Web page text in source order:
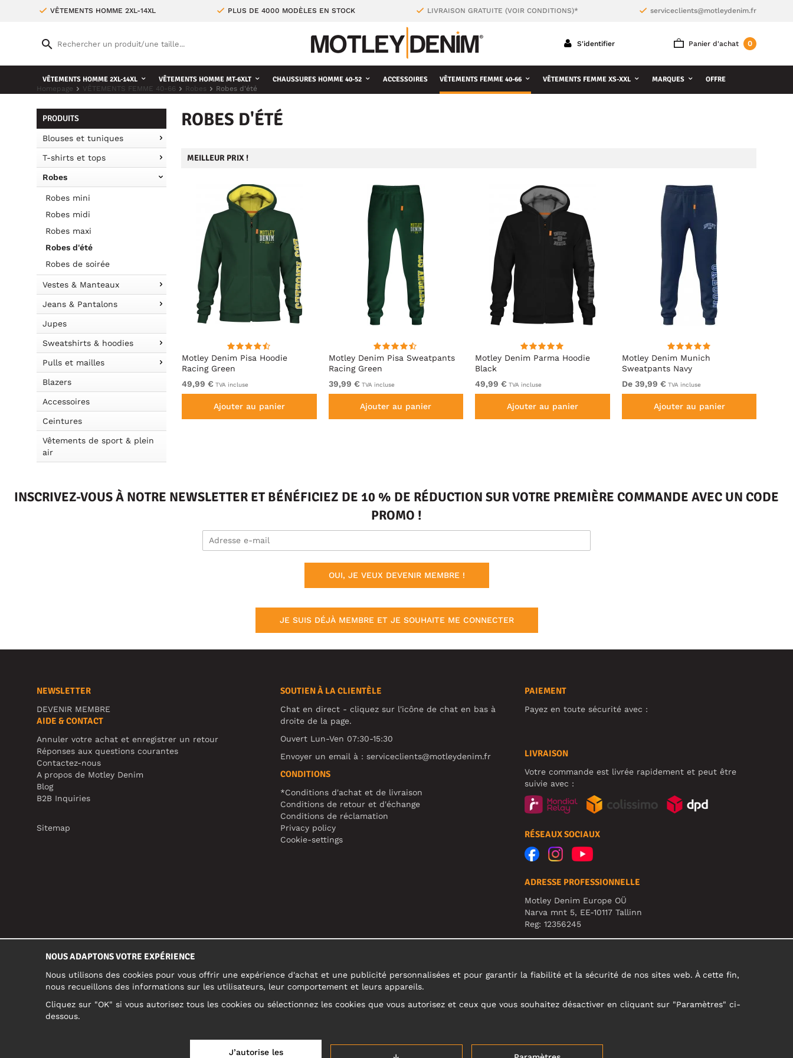
VÊTEMENTS HOMME 2XL-14XL PLUS DE 4000 MODÈLES EN STOCK LIVRAISON GRATUITE (VOIR CONDITIONS)* serviceclients@motleydenim.fr
Panier d'achat 0
S'identifier
VÊTEMENTS HOMME 2XL-14XL VÊTEMENTS HOMME MT-6XLT CHAUSSURES HOMME 40-52 ACCESSOIRES VÊTEMENTS FEMME 40-66 VÊTEMENTS FEMME XS-XXL MARQUES OFFRE
Homepage VÊTEMENTS FEMME 40-66 Robes Robes d'été
PRODUITS
Blouses et tuniques
T-shirts et tops
Robes
Robes mini
Robes midi
Robes maxi
Robes d'été
Robes de soirée
Vestes & Manteaux
Jeans & Pantalons
Jupes
Sweatshirts & hoodies
Pulls et mailles
Blazers
Accessoires
Ceintures
Vêtements de sport & plein
air
ROBES D'ÉTÉ
MEILLEUR PRIX !
Motley Denim Milan T-shirt
Anthracite
De 19,99 €
Ajouter au panier
Motley Denim Pisa Hoodie
Racing Green
49,99 € TVA incluse
Ajouter au panier
Motley Denim Pisa Sweatpants
Racing Green
39,99 € TVA incluse
Ajouter au panier
Motley Denim Parma Hoodie
Black
49,99 € TVA incluse
Ajouter au panier
Motley Denim Munich
Sweatpants Navy
De 39,99 € TVA incluse
Ajouter au panier
INSCRIVEZ-VOUS À NOTRE NEWSLETTER ET BÉNÉFICIEZ DE 10 % DE RÉDUCTION SUR VOTRE PREMIÈRE COMMANDE AVEC UN CODE
PROMO !
OUI, JE VEUX DEVENIR MEMBRE !
JE SUIS DÉJÀ MEMBRE ET JE SOUHAITE ME CONNECTER
NEWSLETTER
DEVENIR MEMBRE
AIDE & CONTACT
Annuler votre achat et enregistrer un retour
Réponses aux questions courantes
Contactez-nous
A propos de Motley Denim
Blog
B2B Inquiries
Sitemap
SOUTIEN À LA CLIENTÈLE
Chat en direct - cliquez sur l'icône de chat en bas à
droite de la page.
Ouvert Lun-Ven 07:30-15:30
Envoyer un email à :serviceclients@motleydenim.fr
CONDITIONS
*Conditions d'achat et de livraison
Conditions de retour et d'échange
Conditions de réclamation
Privacy policy
Cookie-settings
PAIEMENT
Payez en toute sécurité avec :
LIVRAISON
Votre commande est livrée rapidement et peut être
suivie avec :
RÉSEAUX SOCIAUX
ADRESSE PROFESSIONNELLE
Motley Denim Europe OÜ
Narva mnt 5, EE-10117 Tallinn
Reg: 12356245
ATTENTION ! N'envoyez pas les retours de produits à
NOUS ADAPTONS VOTRE EXPÉRIENCE
Nous utilisons des cookies pour vous offrir une expérience d'achat et une publicité personnalisées et pour garantir la fiabilité et la sécurité de nos sites web. À cette fin,
nous recueillons des informations sur les utilisateurs, leur comportement et leurs appareils.
Cliquez sur "OK" si vous autorisez tous les cookies ou sélectionnez les cookies que vous autorisez et ceux que vous souhaitez désactiver en cliquant sur "Paramètres" ci-
dessous.
J’autorise les